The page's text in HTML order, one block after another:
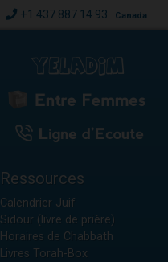
+1.437.887.14.93 Canada
Ressources
Calendrier Juif
Sidour (livre de prière)
Horaires de Chabbath
Livres Torah-Box